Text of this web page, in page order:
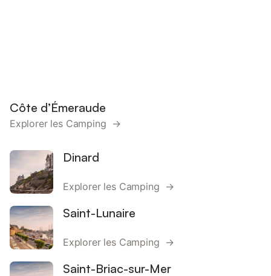
Côte d’Émeraude
Explorer les Camping →
Dinard
Explorer les Camping →
Saint-Lunaire
Explorer les Camping →
Saint-Briac-sur-Mer